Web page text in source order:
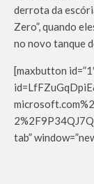
derrota da
Zero”, quando
no novo tanque
[maxbutton
tab”